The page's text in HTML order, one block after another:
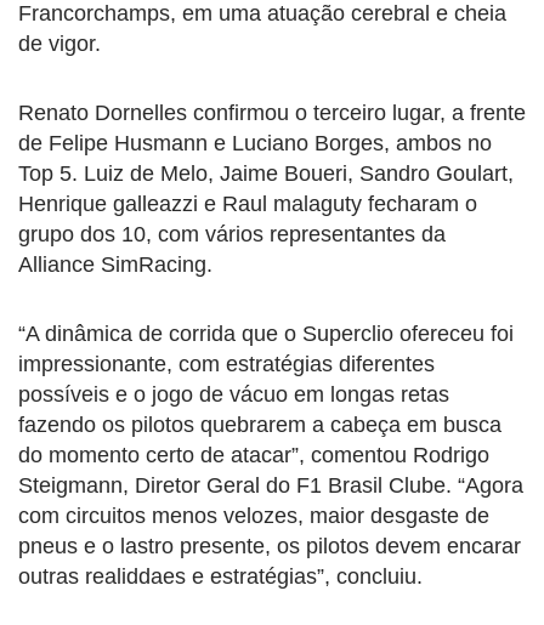
Francorchamps, em uma atuação cerebral e cheia
de vigor.
Renato Dornelles confirmou o terceiro lugar, a frente
de Felipe Husmann e Luciano Borges, ambos no
Top 5. Luiz de Melo, Jaime Boueri, Sandro Goulart,
Henrique galleazzi e Raul malaguty fecharam o
grupo dos 10, com vários representantes da
Alliance SimRacing.
“A dinâmica de corrida que o Superclio ofereceu foi
impressionante, com estratégias diferentes
possíveis e o jogo de vácuo em longas retas
fazendo os pilotos quebrarem a cabeça em busca
do momento certo de atacar”, comentou Rodrigo
Steigmann, Diretor Geral do F1 Brasil Clube. “Agora
com circuitos menos velozes, maior desgaste de
pneus e o lastro presente, os pilotos devem encarar
outras realiddaes e estratégias”, concluiu.